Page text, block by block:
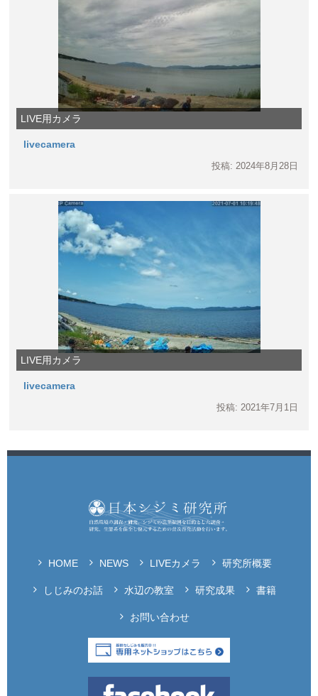
LIVE用カメラ
livecamera
投稿: 2024年8月28日
LIVE用カメラ
livecamera
投稿: 2021年7月1日
HOME NEWS LIVEカメラ 研究所概要
しじみのお話 水辺の教室 研究成果 書籍
お問い合わせ